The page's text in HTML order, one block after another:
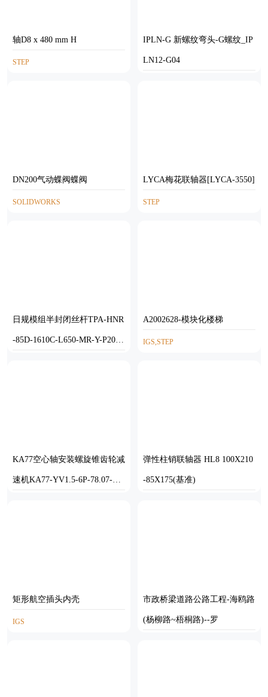
轴D8 x 480 mm H
STEP
IPLN-G 新螺纹弯头-G螺纹_IP
LN12-G04
DN200气动蝶阀蝶阀
SOLIDWORKS
LYCA梅花联轴器[LYCA-3550]
STEP
日规模组半封闭丝杆TPA-HNR
-85D-1610C-L650-MR-Y-P20-N
A2002628-模块化楼梯
IGS,STEP
KA77空心轴安装螺旋锥齿轮减
速机KA77-YV1.5-6P-78.07-M1
弹性柱销联轴器 HL8 100X210
-85X175(基准)
矩形航空插头内壳
IGS
市政桥梁道路公路工程-海鸥路
(杨柳路~梧桐路)--罗